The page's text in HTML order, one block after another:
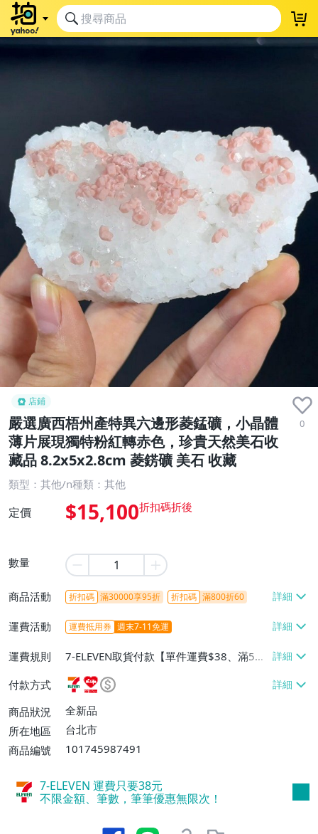
店鋪
嚴選廣西梧州產特異六邊形菱錳礦，小晶體
薄片展現獨特粉紅轉赤色，珍貴天然美石收
藏品 8.2x5x2.8cm 菱錺礦 美石 收藏
0
類型：其他/n種類：其他
定價 $15,100
數量
商品活動 折扣碼 滿30000享95折 折扣碼 滿800折60
運費活動 運費抵用券 週末7-11免運
運費規則
7-ELEVEN取貨付款【單件運費$38、滿5件
或消費滿$1298免運費】、7-ELEVEN取貨
不付款【免運費】、萊爾富取貨付款【單件
運費$60、滿5件或消費滿$1298免運
費】、宅配/貨運【單件運費$120、滿5件
付款方式
商品狀況
全新品
所在地區
台北市
商品編號
101745987491
7-ELEVEN 運費只要38元
不限金額、筆數，筆筆優惠無限次！